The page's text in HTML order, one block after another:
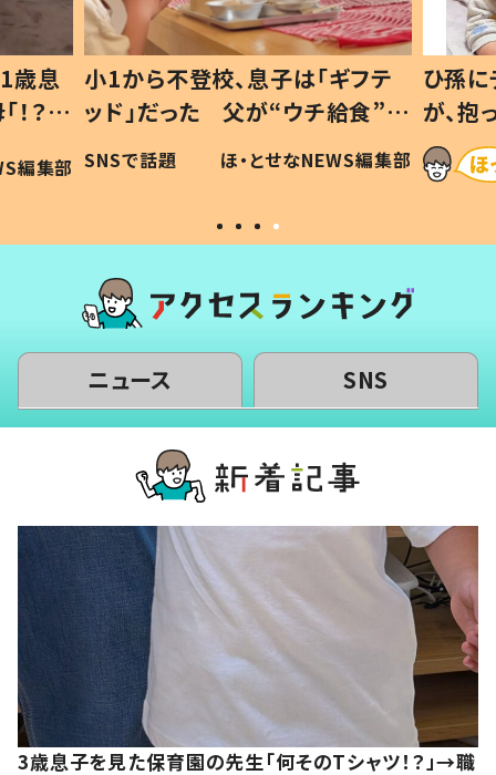
歳息
？」
編集部
小1から不登校、息子は「ギフテ
ッド」だった 父が“ウチ給食”を
作り続ける理由とは #令和の親
#令和の子
SNSで話題 ほ・とせなNEWS編集部
ひ孫
が、
「涙が
い」
ニュース SNS
3歳息子を見た保育園の先生「何そのTシャツ！？」→職